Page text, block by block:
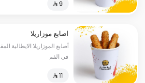
اصابع موزاريلا
أصابع الموزاريلا الايطالية
في الفم